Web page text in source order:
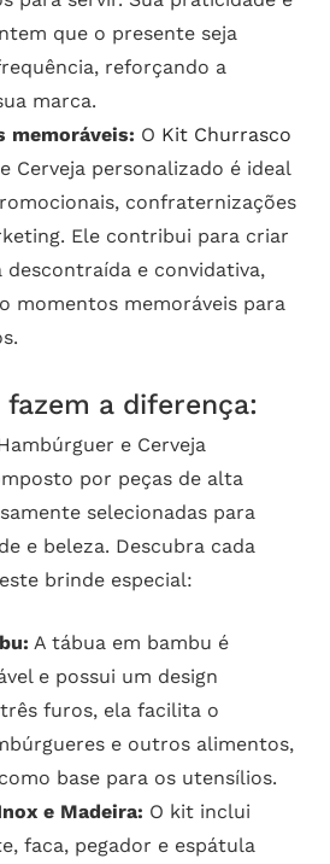
que o presente seja
reforçando a
marca.
memoráveis: O Kit Churrasco
Cerveja personalizado é ideal
confraternizações
Ele contribui para criar
descontraída e convidativa,
momentos memoráveis para
a diferença:
e Cerveja
por peças de alta
selecionadas para
e beleza. Descubra cada
brinde especial:
A tábua em bambu é
e possui um design
furos, ela facilita o
e outros alimentos,
base para os utensílios.
e Madeira: O kit inclui
faca, pegador e espátula